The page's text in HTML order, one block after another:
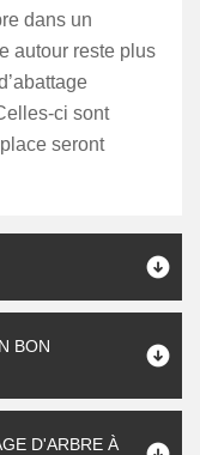
dans un
autour reste plus
ci sont
seront
BON
D'ARBRE À